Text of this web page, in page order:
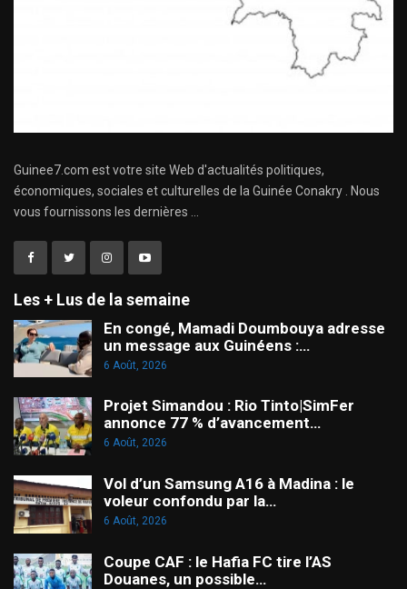
Guinee7.com est votre site Web d'actualités politiques,
économiques, sociales et culturelles de la Guinée Conakry . Nous
vous fournissons les dernières ...
Les + Lus de la semaine
En congé, Mamadi Doumbouya adresse
un message aux Guinéens :…
6 Août, 2026
Projet Simandou : Rio Tinto|SimFer
annonce 77 % d’avancement…
6 Août, 2026
Vol d’un Samsung A16 à Madina : le
voleur confondu par la…
6 Août, 2026
Coupe CAF : le Hafia FC tire l’AS
Douanes, un possible…